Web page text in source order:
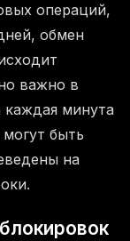
операций,
обмен
важно в
каждая минута
быть
на